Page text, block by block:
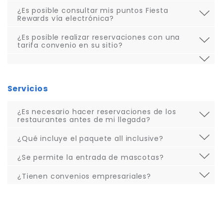
¿Es posible consultar mis puntos Fiesta
Rewards vía electrónica?
¿Es posible realizar reservaciones con una
tarifa convenio en su sitio?
Servicios
¿Es necesario hacer reservaciones de los
restaurantes antes de mi llegada?
¿Qué incluye el paquete all inclusive?
¿Se permite la entrada de mascotas?
¿Tienen convenios empresariales?